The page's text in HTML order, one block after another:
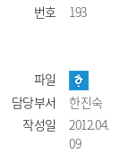
번호
193
파일
담당부서
한진숙
작성일
2012.04.
09